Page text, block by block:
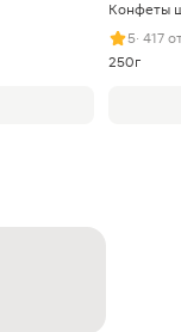
Конфеты
5· 417
250г